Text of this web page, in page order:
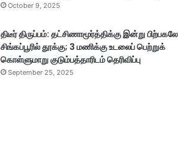
October 9, 2025
திடீர் திருப்பம்: தட்சிணாமூர்த்திக்கு இன்று பிற்பகலே
சிங்கப்பூரில் தூக்கு; 3 மணிக்கு உடலைப் பெற்றுக்
கொள்ளுமாறு குடும்பத்தாரிடம் தெரிவிப்பு
September 25, 2025